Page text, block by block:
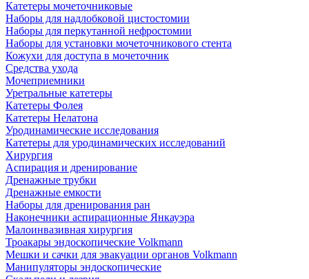
Катетеры мочеточниковые
Наборы для надлобковой цистостомии
Наборы для перкутанной нефростомии
Наборы для установки мочеточникового стента
Кожухи для доступа в мочеточник
Средства ухода
Мочеприемники
Уретральные катетеры
Катетеры Фолея
Катетеры Нелатона
Уродинамические исследования
Катетеры для уродинамических исследований
Хирургия
Аспирация и дренирование
Дренажные трубки
Дренажные емкости
Наборы для дренирования ран
Наконечники аспирационные Янкауэра
Малоинвазивная хирургия
Троакары эндоскопические Volkmann
Мешки и сачки для эвакуации органов Volkmann
Манипуляторы эндоскопические